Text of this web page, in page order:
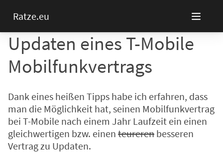
Ratze.eu
Updaten eines T-Mobile
Mobilfunkvertrags
Dank eines heißen Tipps habe ich erfahren, dass
man die Möglichkeit hat, seinen Mobilfunkvertrag
bei T-Mobile nach einem Jahr Laufzeit ein einen
gleichwertigen bzw. einen teureren besseren
Vertrag zu Updaten.